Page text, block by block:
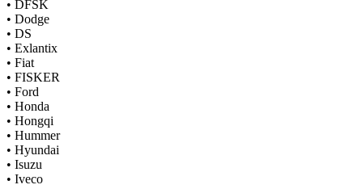
• DFSK
• Dodge
• DS
• Exlantix
• Fiat
• FISKER
• Ford
• Honda
• Hongqi
• Hummer
• Hyundai
• Isuzu
• Iveco